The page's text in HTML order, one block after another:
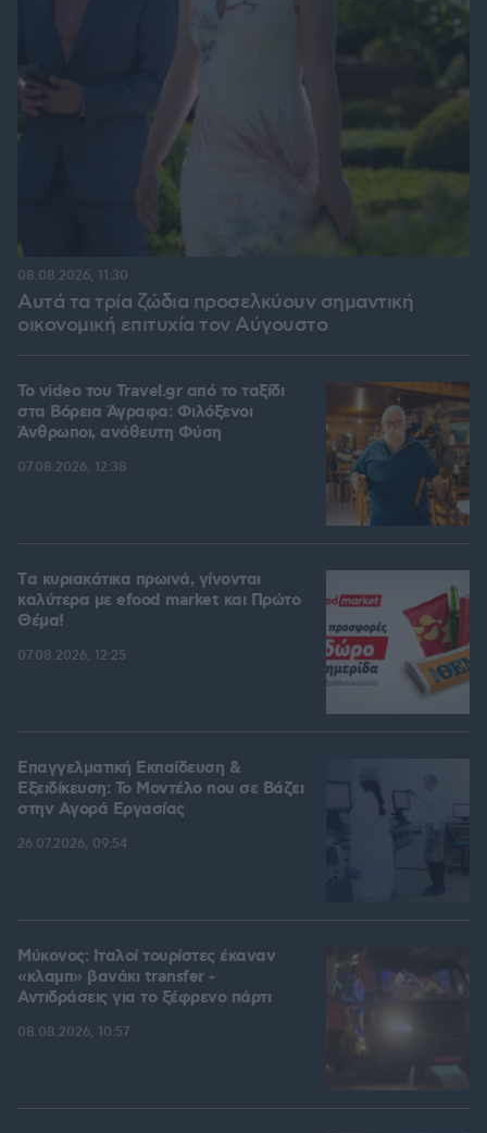
Αυτά τα τρία ζώδια προσελκύουν σημαντική
οικονομική επιτυχία τον Αύγουστο
08.08.2026, 11:30
To video του Travel.gr από το ταξίδι
στα Βόρεια Άγραφα: Φιλόξενοι
Άνθρωποι, ανόθευτη Φύση
07.08.2026, 12:38
Tα κυριακάτικα πρωινά, γίνονται
καλύτερα με efood market και Πρώτο
Θέμα!
07.08.2026, 12:25
Επαγγελματική Εκπαίδευση &
Εξειδίκευση: Το Mοντέλο που σε Bάζει
στην Aγορά Eργασίας
26.07.2026, 09:54
Μύκονος: Ιταλοί τουρίστες έκαναν
«κλαμπ» βανάκι transfer -
Αντιδράσεις για το ξέφρενο πάρτι
08.08.2026, 10:57